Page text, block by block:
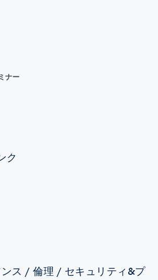
ナー
ク
ンス / 倫理 / セキュリティ&プ